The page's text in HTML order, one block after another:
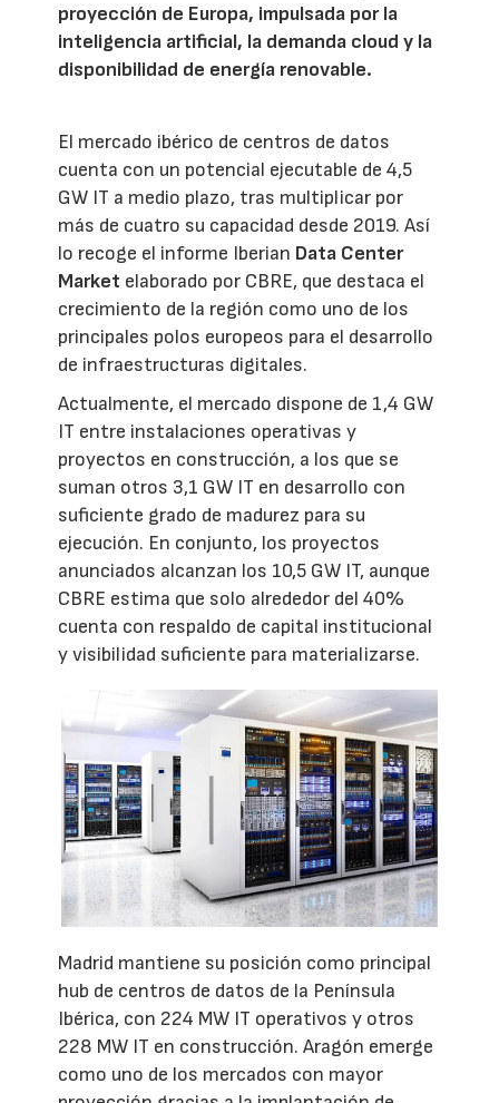
proyección de Europa, impulsada por la
inteligencia artificial, la demanda cloud y la
disponibilidad de energía renovable.
El mercado ibérico de centros de datos
cuenta con un potencial ejecutable de 4,5
GW IT a medio plazo, tras multiplicar por
más de cuatro su capacidad desde 2019. Así
lo recoge el informe Iberian Data Center
Market elaborado por CBRE, que destaca el
crecimiento de la región como uno de los
principales polos europeos para el desarrollo
de infraestructuras digitales.
Actualmente, el mercado dispone de 1,4 GW
IT entre instalaciones operativas y
proyectos en construcción, a los que se
suman otros 3,1 GW IT en desarrollo con
suficiente grado de madurez para su
ejecución. En conjunto, los proyectos
anunciados alcanzan los 10,5 GW IT, aunque
CBRE estima que solo alrededor del 40%
cuenta con respaldo de capital institucional
y visibilidad suficiente para materializarse.
Madrid mantiene su posición como principal
hub de centros de datos de la Península
Ibérica, con 224 MW IT operativos y otros
228 MW IT en construcción. Aragón emerge
como uno de los mercados con mayor